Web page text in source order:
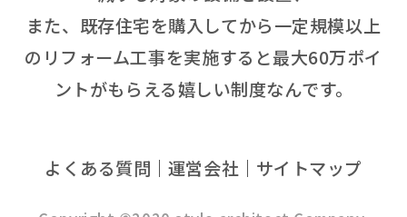
また、既存住宅を購入してから一定規模以上
のリフォーム工事を実施すると最大60万ポイ
ントがもらえる嬉しい制度なんです。
よくある質問 運営会社 サイトマップ